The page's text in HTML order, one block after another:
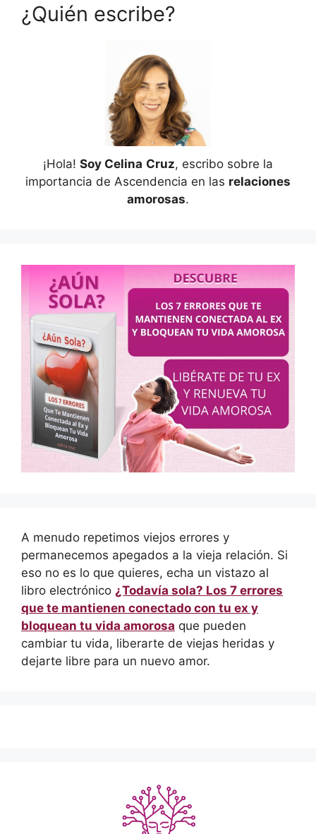
¿Quién escribe?
¡Hola! Soy Celina Cruz, escribo sobre la
importancia de Ascendencia en las relaciones
amorosas.
A menudo repetimos viejos errores y
permanecemos apegados a la vieja relación. Si
eso no es lo que quieres, echa un vistazo al
libro electrónico ¿Todavía sola? Los 7 errores
que te mantienen conectado con tu ex y
bloquean tu vida amorosa que pueden
cambiar tu vida, liberarte de viejas heridas y
dejarte libre para un nuevo amor.